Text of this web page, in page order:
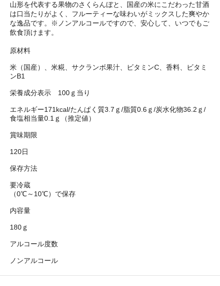
山形を代表する果物のさくらんぼと、国産の米にこだわった甘酒
は口当たりがよく、フルーティーな味わいがミックスした爽やか
な逸品です。※ノンアルコールですので、安心して、いつでもご
飲食頂けます。
原材料
米（国産）、米糀、サクランボ果汁、ビタミンC、香料、ビタミ
ンB1
栄養成分表示 100ｇ当り
エネルギー171kcal/たんぱく質3.7ｇ/脂質0.6ｇ/炭水化物36.2ｇ/
食塩相当量0.1ｇ（推定値）
賞味期限
120日
保存方法
要冷蔵
（0℃～10℃）で保存
内容量
180ｇ
アルコール度数
ノンアルコール